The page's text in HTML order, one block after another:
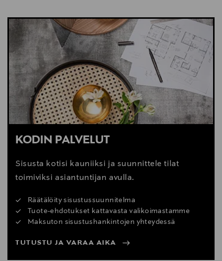
KATSO SISUSTUSVINKIT
KODIN PALVELUT
Sisusta kotisi kauniiksi ja suunnittele tilat
toimiviksi asiantuntijan avulla.
Räätälöity sisustussuunnitelma
Tuote-ehdotukset kattavasta valikoimastamme
Maksuton sisustushankintojen yhteydessä
TUTUSTU JA VARAA AIKA